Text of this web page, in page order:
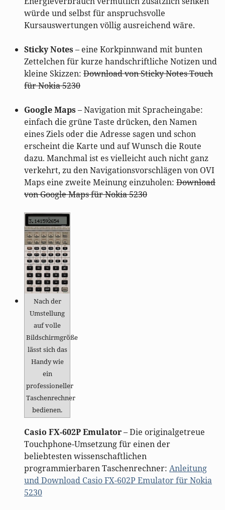
würde und selbst für anspruchsvolle
Kursauswertungen völlig ausreichend wäre.
Sticky Notes – eine Korkpinnwand mit bunten
Zettelchen für kurze handschriftliche Notizen und
kleine Skizzen: Download von Sticky Notes Touch
für Nokia 5230
Google Maps – Navigation mit Spracheingabe:
einfach die grüne Taste drücken, den Namen
eines Ziels oder die Adresse sagen und schon
erscheint die Karte und auf Wunsch die Route
dazu. Manchmal ist es vielleicht auch nicht ganz
verkehrt, zu den Navigationsvorschlägen von OVI
Maps eine zweite Meinung einzuholen: Download
von Google Maps für Nokia 5230
Nach der
Umstellung
auf volle
Bildschirmgröße
lässt sich das
Handy wie
ein
professioneller
Taschenrechner
bedienen.
Casio FX-602P Emulator– Die originalgetreue
Touchphone-Umsetzung für einen der
beliebtesten wissenschaftlichen
programmierbaren Taschenrechner: Anleitung
und Download Casio FX-602P Emulator für Nokia
5230